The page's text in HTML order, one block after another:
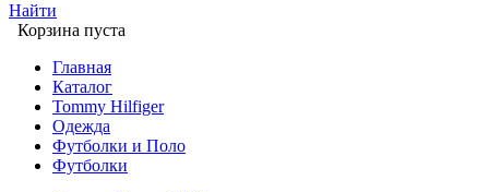
Найти
Корзина пуста
Главная
Каталог
Tommy Hilfiger
Одежда
Футболки и Поло
Футболки